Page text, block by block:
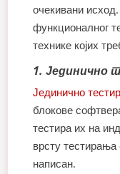
очекивани
функционалног
технике којих
1. Јединично
Јединично
блокове
тестира их на
врсту тестирања
написан.